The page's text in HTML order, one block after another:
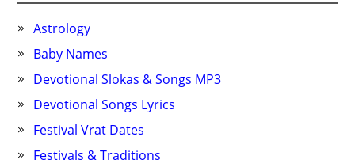
Astrology
Baby Names
Devotional Slokas & Songs MP3
Devotional Songs Lyrics
Festival Vrat Dates
Festivals & Traditions